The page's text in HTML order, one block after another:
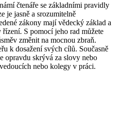
čtenáře se základními pravidly
je jasně a srozumitelně
zákony mají vědecký základ a
S pomocí jeho rad můžete
změnit na mocnou zbraň.
k dosažení svých cílů. Současně
opravdu skrývá za slovy nebo
nebo kolegy v práci.